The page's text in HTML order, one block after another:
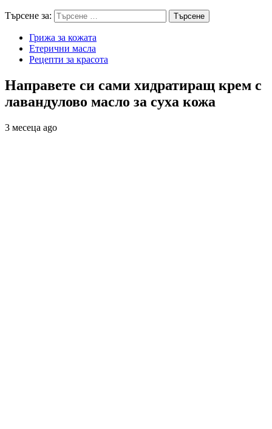
Търсене за:
Грижа за кожата
Етерични масла
Рецепти за красота
Направете си сами хидратиращ крем с
лавандулово масло за суха кожа
3 месеца ago